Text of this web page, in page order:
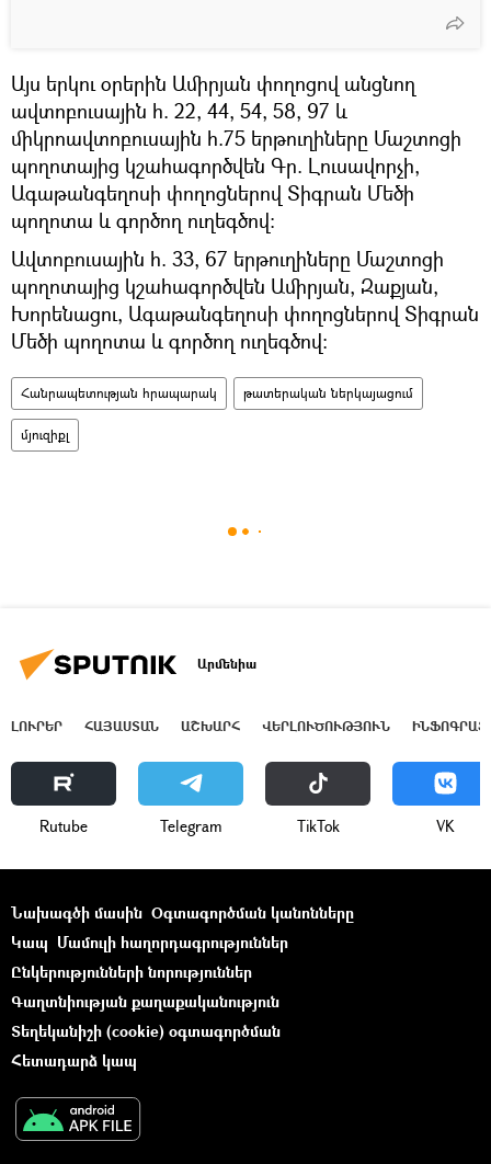
Այս երկու օրերին Ամիրյան փողոցով անցնող
ավտոբուսային հ. 22, 44, 54, 58, 97 և
միկրոավտոբուսային հ.75 երթուղիները Մաշտոցի
պողոտայից կշահագործվեն Գր. Լուսավորչի,
Ագաթանգեղոսի փողոցներով Տիգրան Մեծի
պողոտա և գործող ուղեգծով։
Ավտոբուսային հ. 33, 67 երթուղիները Մաշտոցի
պողոտայից կշահագործվեն Ամիրյան, Զաքյան,
Խորենացու, Ագաթանգեղոսի փողոցներով Տիգրան
Մեծի պողոտա և գործող ուղեգծով:
Հանրապետության հրապարակ թատերական ներկայացում
մյուզիքլ
Արմենիա
ԼՈՒՐԵՐ ՀԱՅԱՍՏԱՆ ԱՇԽԱՐՀ ՎԵՐԼՈՒԾՈՒԹՅՈՒՆ
Rutube Telegram ТikТоk VK
Նախագծի մասին Օգտագործման կանոնները
Կապ Մամուլի հաղորդագրություններ
Ընկերությունների նորություններ
Գաղտնիության քաղաքականություն
Տեղեկանիշի (cookie) օգտագործման
Հետադարձ կապ